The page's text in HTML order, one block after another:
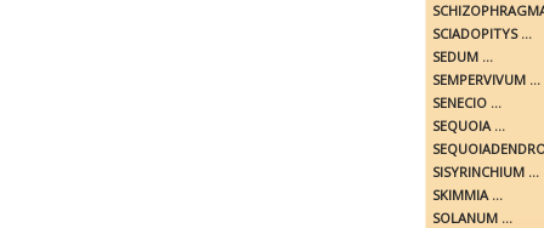
SCIADOPITYS ...
SEDUM ...
SEMPERVIVUM ...
SENECIO ...
SEQUOIA ...
SISYRINCHIUM ...
SKIMMIA ...
SOLANUM ...